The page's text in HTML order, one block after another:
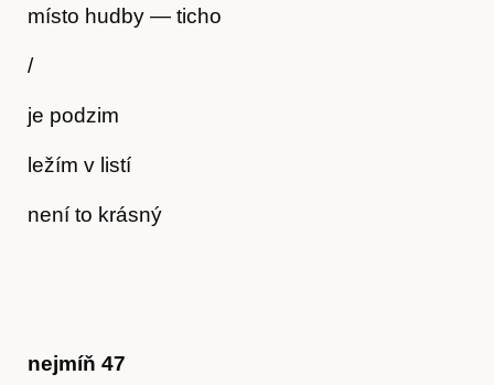
místo hudby — ticho
/
je podzim
ležím v listí
není to krásný
nejmíň 47